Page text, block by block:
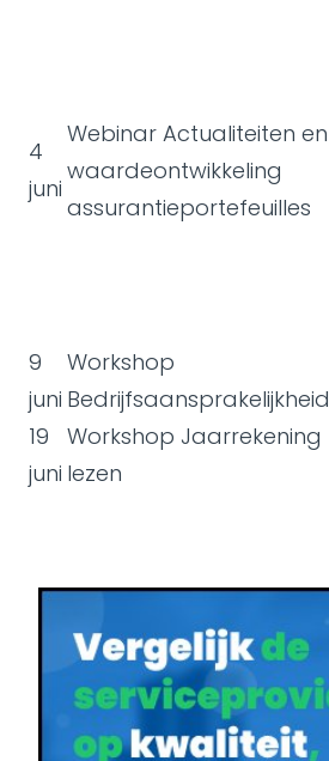
4
juni
Webinar Actualiteiten en
waardeontwikkeling
assurantieportefeuilles
9
juni
Workshop
Bedrijfsaansprakelijkheid
19
juni
Workshop Jaarrekening
lezen